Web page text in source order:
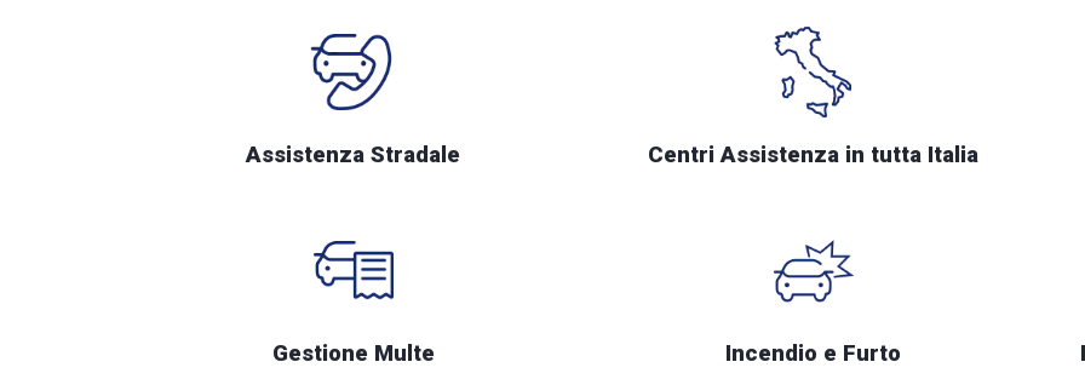
Assistenza Stradale Centri Assistenza in tutta Italia
Gestione Multe Incendio e Furto